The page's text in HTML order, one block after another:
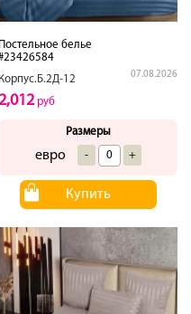
Постельное белье
Корпус.Б.2Д-12
07.08.2026
руб
Размеры
евро - +
Купить